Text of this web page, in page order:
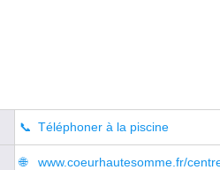
Téléphoner à la piscine
www.coeurhautesomme.fr/